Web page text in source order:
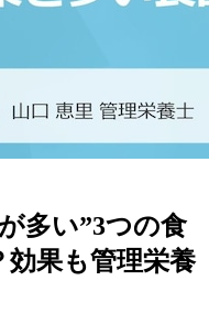
多い”3つの食
果も管理栄養